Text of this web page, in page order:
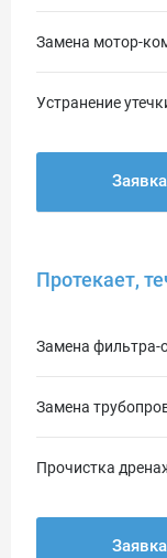
Замена мотор-
Устранение
Протекает,
Замена фильтра-
Замена
Прочистка